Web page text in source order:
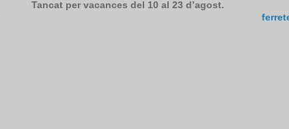
Tancat per vacances del 10 al 23 d’agost.